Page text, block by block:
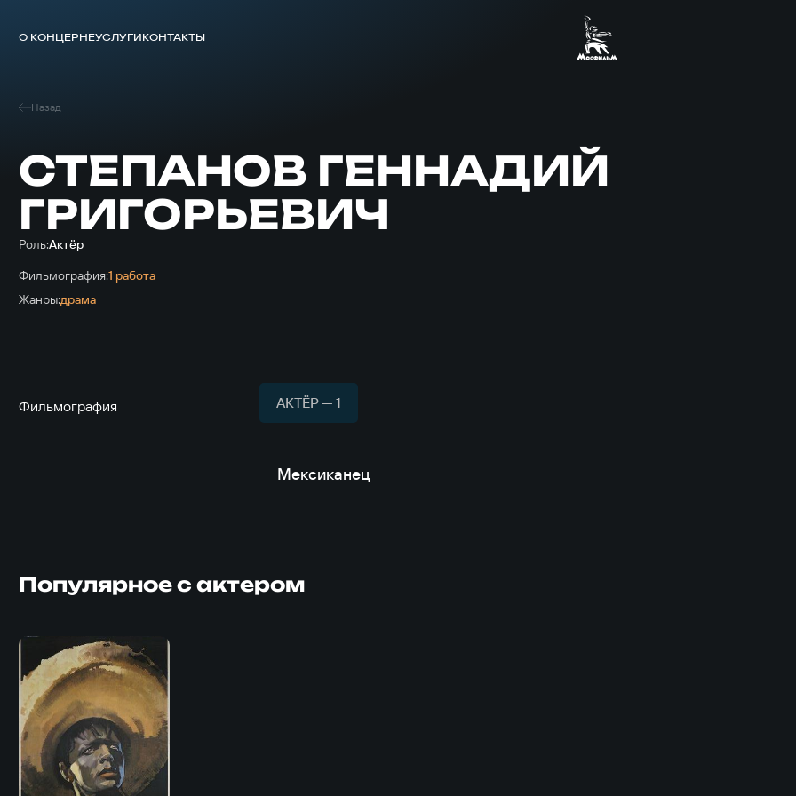
О КОНЦЕРНЕУСЛУГИКОНТАКТЫ
Назад
СТЕПАНОВ ГЕННАДИЙ
ГРИГОРЬЕВИЧ
Роль:Актёр
Фильмография:1 работа
Жанры:драма
Фильмография АКТЁР — 1
Мексиканец
Популярное с актером